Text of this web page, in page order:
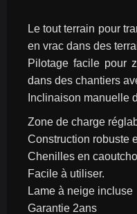
Le tout terrain pour
en vrac dans des
Pilotage facile pour
dans des chantiers
Inclinaison manuelle
Zone de charge
Construction robuste
Chenilles en
Facile à utiliser.
Lame à neige incluse
Garantie 2ans